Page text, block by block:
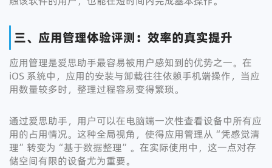
三、应用管理体验评测：效率的真实提升
应用管理是爱思助手最容易被用户感知到的优势之一。在
iOS 系统中，应用的安装与卸载往往依赖手机端操作，当应
用数量较多时，整理过程容易变得繁琐。
通过爱思助手，用户可以在电脑端一次性查看设备中所有应
用的占用情况。这种全局视角，使得应用管理从“凭感觉清
理”转变为“基于数据整理”。在实际使用中，这一点对存
储空间有限的设备尤为重要。